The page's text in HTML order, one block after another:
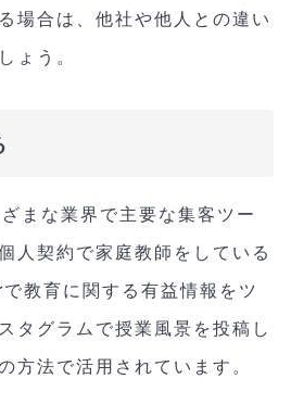
場合は、他社や他人との違い
ょう。
まな業界で主要な集客ツー
人契約で家庭教師をしている
教育に関する有益情報をツ
タグラムで授業風景を投稿し
方法で活用されています。